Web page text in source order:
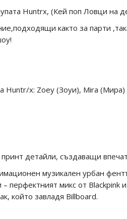
Huntrx, (Кей поп Ловци на
както за парти
Huntr/x: Zoey (Зоуи), Mira
детайли, създаващи
музикален урбан
микс от Blackpink
който завладя Billboard.